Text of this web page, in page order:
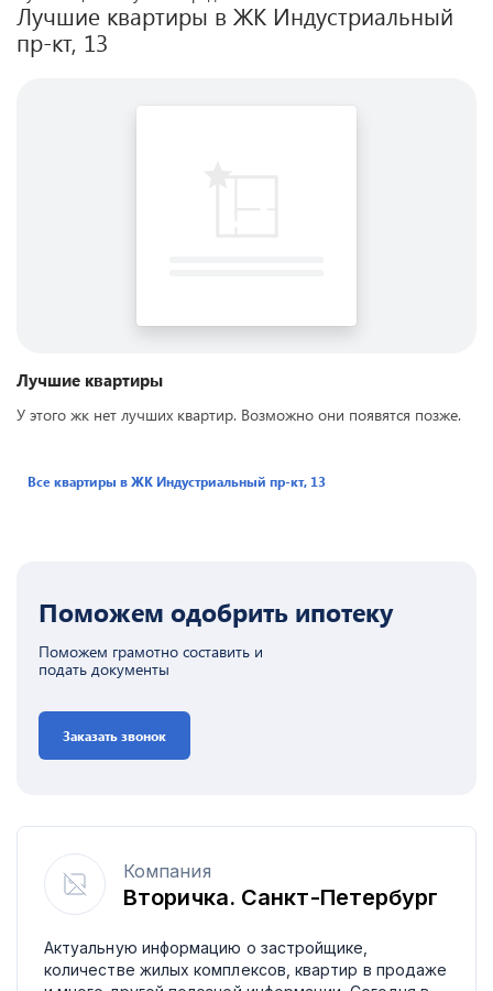
Лучшие квартиры в ЖК Индустриальный
пр-кт, 13
Лучшие квартиры
У этого жк нет лучших квартир. Возможно они появятся позже.
Все квартиры в ЖК Индустриальный пр-кт, 13
Поможем одобрить ипотеку
Поможем грамотно составить и
подать документы
Заказать звонок
Компания
Вторичка. Санкт-Петербург
Актуальную информацию о застройщике,
количестве жилых комплексов, квартир в продаже